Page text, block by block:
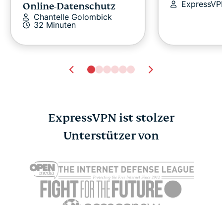
Online-Datenschutz
Chantelle Golombick
32 Minuten
ExpressVPN ist stolzer
Unterstützer von